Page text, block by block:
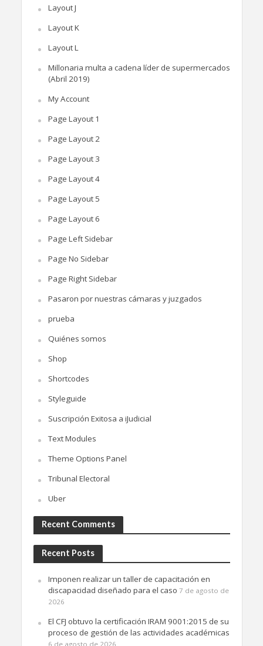
Layout J
Layout K
Layout L
Millonaria multa a cadena líder de supermercados
(Abril 2019)
My Account
Page Layout 1
Page Layout 2
Page Layout 3
Page Layout 4
Page Layout 5
Page Layout 6
Page Left Sidebar
Page No Sidebar
Page Right Sidebar
Pasaron por nuestras cámaras y juzgados
prueba
Quiénes somos
Shop
Shortcodes
Styleguide
Suscripción Exitosa a iJudicial
Text Modules
Theme Options Panel
Tribunal Electoral
Uber
Recent Comments
Recent Posts
Imponen realizar un taller de capacitación en
discapacidad diseñado para el caso 7 de agosto de
2026
El CFJ obtuvo la certificación IRAM 9001:2015 de su
proceso de gestión de las actividades académicas
6 de agosto de 2026